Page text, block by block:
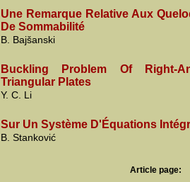
Une Remarque Relative Aux
De Sommabilité
B. Bajšanski
Buckling Problem Of Right-
Triangular Plates
Y. C. Li
Sur Un Système D'Équations
B. Stanković
Article page: